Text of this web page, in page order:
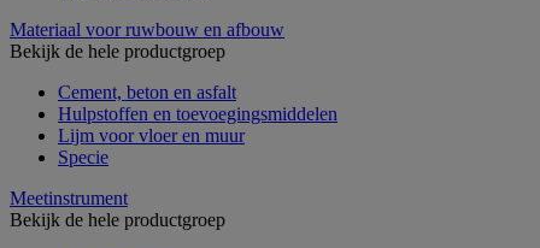
Materiaal voor ruwbouw en afbouw
Bekijk de hele productgroep
Cement, beton en asfalt
Hulpstoffen en toevoegingsmiddelen
Lijm voor vloer en muur
Specie
Meetinstrument
Bekijk de hele productgroep